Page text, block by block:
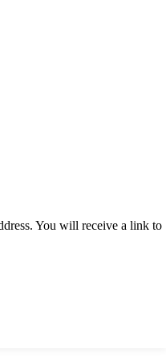
You will receive a link to